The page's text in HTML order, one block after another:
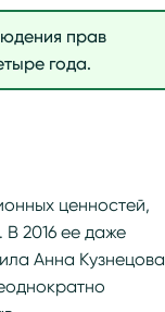
прав
года.
ценностей,
2016 ее даже
Анна